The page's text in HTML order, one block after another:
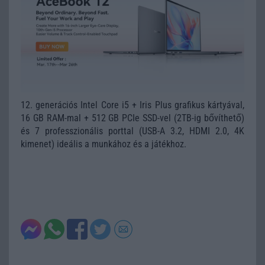
12. generációs Intel Core i5 + Iris Plus grafikus kártyával,
16 GB RAM-mal + 512 GB PCIe SSD-vel (2TB-ig bővíthető)
és 7 professzionális porttal (USB-A 3.2, HDMI 2.0, 4K
kimenet) ideális a munkához és a játékhoz.